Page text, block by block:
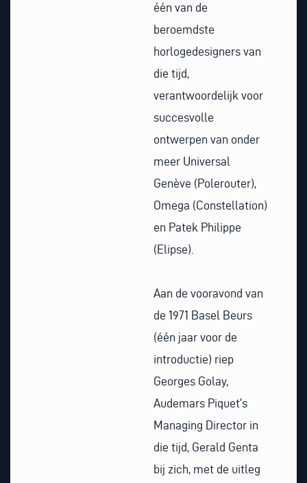
één van de
beroemdste
horlogedesigners van
die tijd,
verantwoordelijk voor
succesvolle
ontwerpen van onder
meer Universal
Genève (Polerouter),
Omega (Constellation)
en Patek Philippe
(Elipse).
Aan de vooravond van
de 1971 Basel Beurs
(één jaar voor de
introductie) riep
Georges Golay,
Audemars Piquet’s
Managing Director in
die tijd, Gerald Genta
bij zich, met de uitleg